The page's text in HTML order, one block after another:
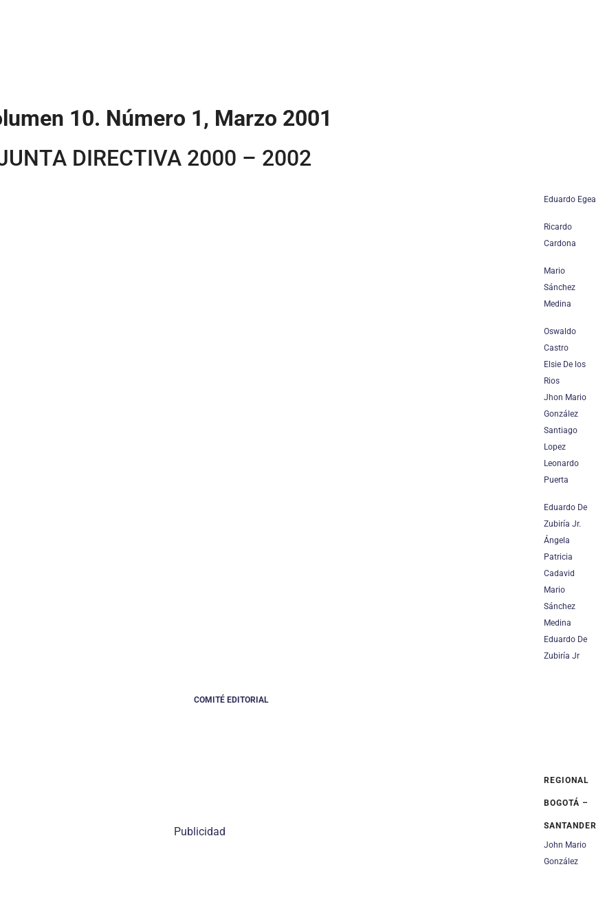
10. Número 1, Marzo 2001
DIRECTIVA 2000 – 2002
Eduardo Egea
Ricardo
Cardona
Mario
Sánchez
Medina
Oswaldo
Castro
Elsie De los
Rios
Jhon Mario
González
Santiago
Lopez
Leonardo
Puerta
Eduardo De
Zubiría Jr.
Ángela
Patricia
Cadavid
Mario
Sánchez
Medina
Eduardo De
Zubiría Jr
COMITÉ EDITORIAL
Publicidad
REGIONAL
BOGOTÁ –
SANTANDER
John Mario
González